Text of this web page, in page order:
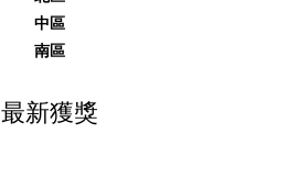
中區
南區
最新獲獎